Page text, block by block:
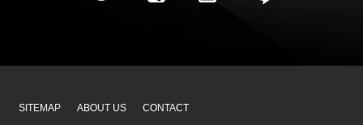
SITEMAP ABOUT US CONTACT